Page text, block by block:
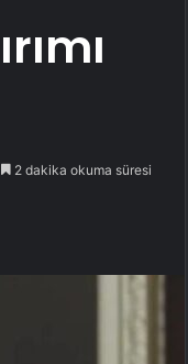
2 dakika okuma süresi